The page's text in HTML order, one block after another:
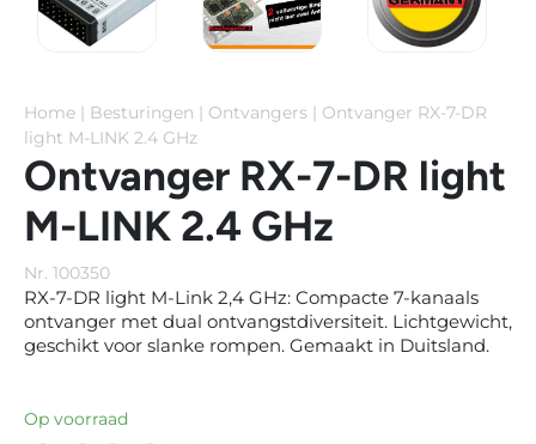
Home Besturingen Ontvangers
Ontvanger RX-7-DR
light M-LINK 2.4 GHz
Ontvanger RX-7-DR light
M-LINK 2.4 GHz
Nr. 100350
RX-7-DR light M-Link 2,4 GHz: Compacte 7-kanaals
ontvanger met dual ontvangstdiversiteit. Lichtgewicht,
geschikt voor slanke rompen. Gemaakt in Duitsland.
Op voorraad